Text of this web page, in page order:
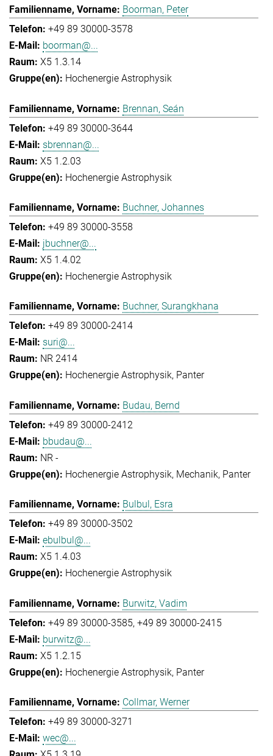
Boorman, Peter
+49 89 30000-3578
boorman@...
X5 1.3.14
Hochenergie Astrophysik
Brennan, Seán
+49 89 30000-3644
sbrennan@...
X5 1.2.03
Hochenergie Astrophysik
Buchner, Johannes
+49 89 30000-3558
jbuchner@...
X5 1.4.02
Hochenergie Astrophysik
Buchner, Surangkhana
+49 89 30000-2414
suri@...
NR 2414
Hochenergie Astrophysik Panter
Budau, Bernd
+49 89 30000-2412
bbudau@...
NR -
Hochenergie Astrophysik Mechanik Panter
Bulbul, Esra
+49 89 30000-3502
ebulbul@...
X5 1.4.03
Hochenergie Astrophysik
Burwitz, Vadim
+49 89 30000-3585 +49 89 30000-2415
burwitz@...
X5 1.2.15
Hochenergie Astrophysik Panter
Collmar, Werner
+49 89 30000-3271
wec@...